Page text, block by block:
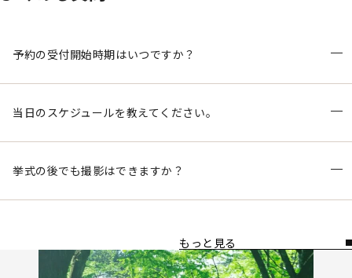
予約の受付開始時期はいつですか？
当日のスケジュールを教えてください。
挙式の後でも撮影はできますか？
もっと見る